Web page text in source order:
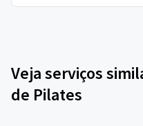
Veja serviços
de Pilates